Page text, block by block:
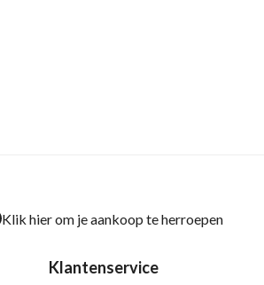
Klik hier om je aankoop te herroepen
Klantenservice